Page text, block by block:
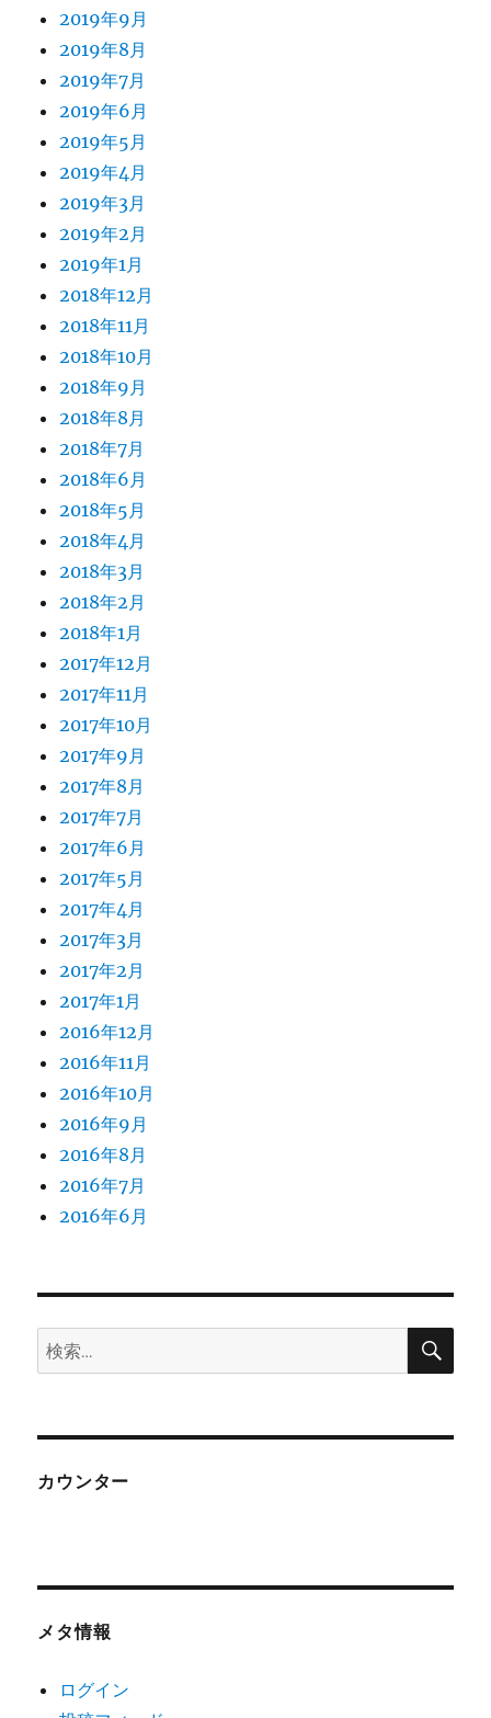
2019年9月
2019年8月
2019年7月
2019年6月
2019年5月
2019年4月
2019年3月
2019年2月
2019年1月
2018年12月
2018年11月
2018年10月
2018年9月
2018年8月
2018年7月
2018年6月
2018年5月
2018年4月
2018年3月
2018年2月
2018年1月
2017年12月
2017年11月
2017年10月
2017年9月
2017年8月
2017年7月
2017年6月
2017年5月
2017年4月
2017年3月
2017年2月
2017年1月
2016年12月
2016年11月
2016年10月
2016年9月
2016年8月
2016年7月
2016年6月
検
索:
検
カウンター
メタ情報
ログイン